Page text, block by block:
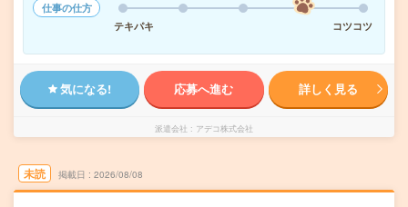
仕事の仕方
テキパキ
コツコツ
気になる! 応募へ進む 詳しく見る
派遣会社 アデコ株式会社
未読 掲載日 2026/08/08